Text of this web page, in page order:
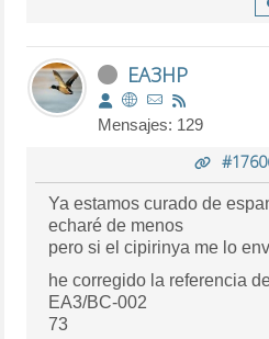
EA3HP
Mensajes: 129
Ya estamos curado de
echaré de menos
pero si el cipirinya me lo
he corregido la referencia del sota es esta
EA3/BC-002
73